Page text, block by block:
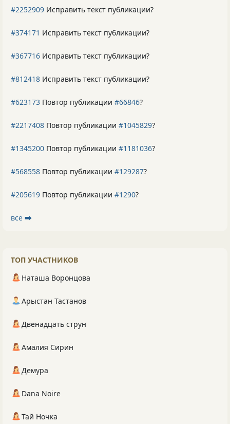
#2252909 Исправить текст публикации?
#374171 Исправить текст публикации?
#367716 Исправить текст публикации?
#812418 Исправить текст публикации?
#623173 Повтор публикации #66846?
#2217408 Повтор публикации #1045829?
#1345200 Повтор публикации #1181036?
#568558 Повтор публикации #129287?
#205619 Повтор публикации #1290?
все ⮕
ТОП УЧАСТНИКОВ
Наташа Воронцова
Арыстан Тастанов
Двенадцать струн
Амалия Сирин
Демура
Dana Noire
Тай Ночка